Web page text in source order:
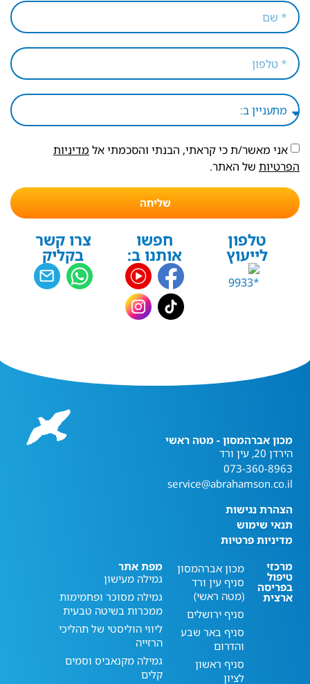
אני מאשר/ת כי קראתי, הבנתי והסכמתי אל מדיניות
הפרטיות של האתר.
שליחה
טלפון
לייעוץ
חפשו
אותנו ב:
צרו קשר
בקליק
מכון אברהמסון - מטה ראשי
הירדן 20, עין ורד
073-360-8963
service@abrahamson.co.il
הצהרת נגישות
תנאי שימוש
מדיניות פרטיות
מרכזי
טיפול
בפריסה
ארצית
מכון אברהמסון
סניף עין ורד
(מטה ראשי)
סניף ירושלים
סניף באר שבע
והדרום
סניף ראשון
לציון
מפת אתר
גמילה מעישון
גמילה מסוכר ופחמימות
ממכרות בשיטה טבעית
ליווי הוליסטי של תהליכי
הרזייה
גמילה מקנאביס וסמים
קלים